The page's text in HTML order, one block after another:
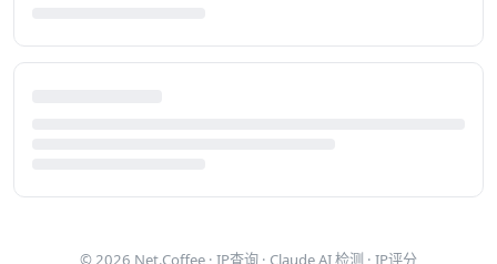
© 2026 Net.Coffee · IP查询 · Claude AI 检测 · IP评分